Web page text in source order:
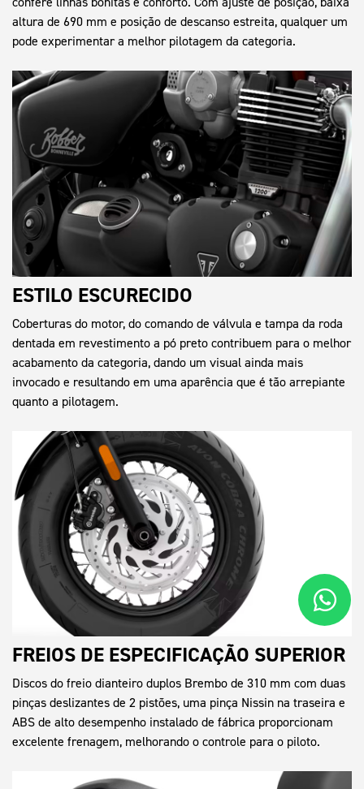
altura de 690 mm e posição de descanso estreita, qualquer um
pode experimentar a melhor pilotagem da categoria.
ESTILO ESCURECIDO
Coberturas do motor, do comando de válvula e tampa da roda
dentada em revestimento a pó preto contribuem para o melhor
acabamento da categoria, dando um visual ainda mais
invocado e resultando em uma aparência que é tão arrepiante
quanto a pilotagem.
FREIOS DE ESPECIFICAÇÃO SUPERIOR
Discos do freio dianteiro duplos Brembo de 310 mm com duas
pinças deslizantes de 2 pistões, uma pinça Nissin na traseira e
ABS de alto desempenho instalado de fábrica proporcionam
excelente frenagem, melhorando o controle para o piloto.